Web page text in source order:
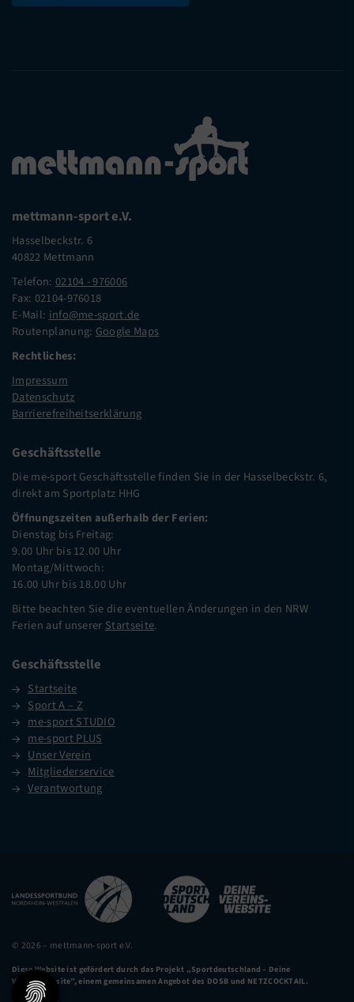
mettmann-sport e.V.
Hasselbeckstr. 6
40822 Mettmann
Telefon: 02104 - 976006
Fax: 02104-976018
E-Mail: info@me-sport.de
Routenplanung: Google Maps
Rechtliches:
Impressum
Datenschutz
Barrierefreiheitserklärung
Geschäftsstelle
Die me-sport Geschäftsstelle finden Sie in der Hasselbeckstr. 6,
direkt am Sportplatz HHG
Öffnungszeiten außerhalb der Ferien:
Dienstag bis Freitag:
9.00 Uhr bis 12.00 Uhr
Montag/Mittwoch:
16.00 Uhr bis 18.00 Uhr
Bitte beachten Sie die eventuellen Änderungen in den NRW
Ferien auf unserer Startseite.
Geschäftsstelle
Startseite
Sport A – Z
me-sport STUDIO
me-sport PLUS
Unser Verein
Mitgliederservice
Verantwortung
© 2026 – mettmann-sport e.V.
Diese Website ist gefördert durch das Projekt „Sportdeutschland – Deine
Vereinswebsite”, einem gemeinsamen Angebot des DOSB und NETZCOCKTAIL.